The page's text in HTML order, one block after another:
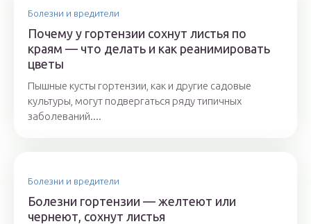
Болезни и вредители
Почему у гортензии сохнут листья по
краям — что делать и как реанимировать
цветы
Пышные кусты гортензии, как и другие садовые
культуры, могут подвергаться ряду типичных
заболеваний....
Болезни и вредители
Болезни гортензии — желтеют или
чернеют, сохнут листья